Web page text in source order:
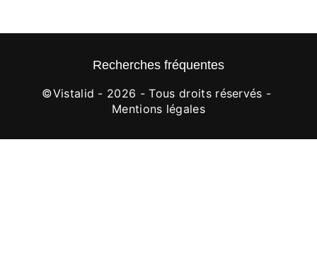
Recherches fréquentes
©Vistalid - 2026 - Tous droits réservés -
Mentions légales